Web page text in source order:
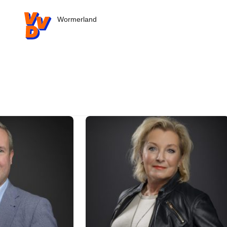
VVD.nl - Ga naar de homepage
Wormerland